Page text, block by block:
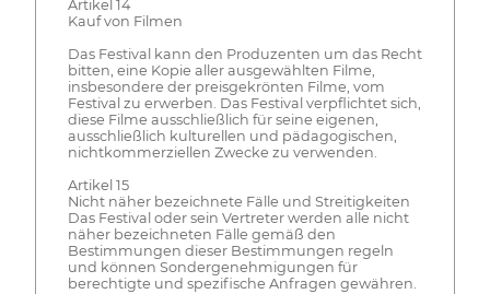
Artikel 14
Kauf von Filmen
Das Festival kann den Produzenten um das Recht
bitten, eine Kopie aller ausgewählten Filme,
insbesondere der preisgekrönten Filme, vom
Festival zu erwerben. Das Festival verpflichtet sich,
diese Filme ausschließlich für seine eigenen,
ausschließlich kulturellen und pädagogischen,
nichtkommerziellen Zwecke zu verwenden.
Artikel 15
Nicht näher bezeichnete Fälle und Streitigkeiten
Das Festival oder sein Vertreter werden alle nicht
näher bezeichneten Fälle gemäß den
Bestimmungen dieser Bestimmungen regeln
und können Sondergenehmigungen für
berechtigte und spezifische Anfragen gewähren.